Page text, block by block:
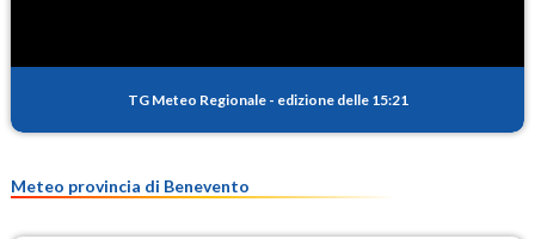
TG Meteo Regionale - edizione delle 15:21
Meteo provincia di Benevento